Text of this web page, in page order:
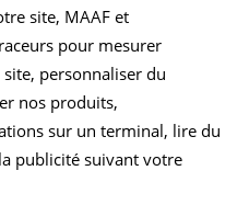
- 2006)
d'un véhicule
deux véhicules
site, MAAF et
pour mesurer
personnaliser du
nos produits,
sur un terminal, lire du
publicité suivant votre